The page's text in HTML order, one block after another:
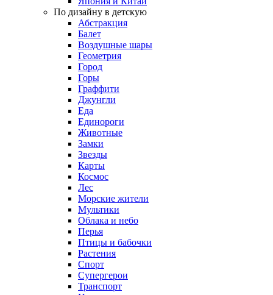
По дизайну в детскую
Абстракция
Балет
Воздушные шары
Геометрия
Город
Горы
Граффити
Джунгли
Еда
Единороги
Животные
Замки
Звезды
Карты
Космос
Лес
Морские жители
Мультики
Облака и небо
Перья
Птицы и бабочки
Растения
Спорт
Супергерои
Транспорт